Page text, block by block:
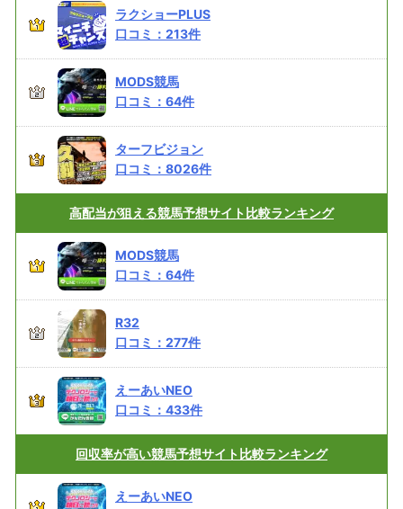
ラクショーPLUS
口コミ： 213件
MODS競馬
口コミ： 64件
ターフビジョン
口コミ： 8026件
高配当が狙える競馬予想サイト比較ランキング
MODS競馬
口コミ： 64件
R32
口コミ： 277件
えーあいNEO
口コミ： 433件
回収率が高い競馬予想サイト比較ランキング
えーあいNEO